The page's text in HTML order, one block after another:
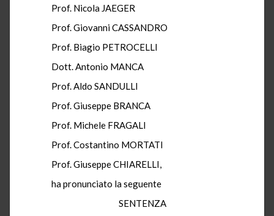
Prof. Nicola JAEGER
Prof. Giovanni CASSANDRO
Prof. Biagio PETROCELLI
Dott. Antonio MANCA
Prof. Aldo SANDULLI
Prof. Giuseppe BRANCA
Prof. Michele FRAGALI
Prof. Costantino MORTATI
Prof. Giuseppe CHIARELLI,
ha pronunciato la seguente
SENTENZA